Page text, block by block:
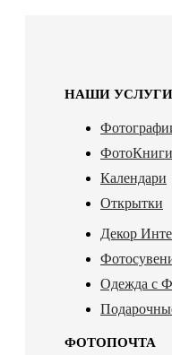
НАШИ
ФотоКниги
Календари
Открытки
Декор
Одежда с
ФОТОПОЧТА